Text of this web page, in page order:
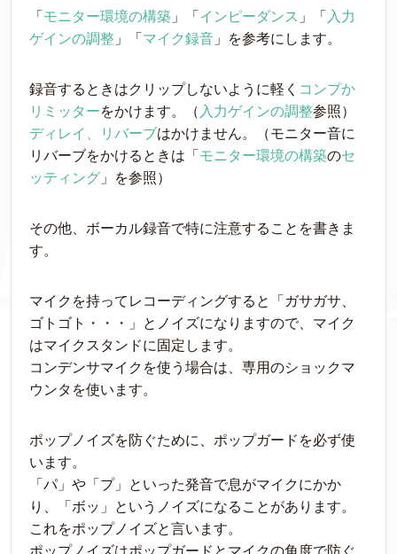
「 モニター環境の構築 」「 インピーダンス 」「 入力
ゲインの調整 」「 マイク録音 」を参考にします。
録音するときはクリップしないように軽く コンプか
リミッターをかけます。（ 入力ゲインの調整参照）
ディレイ、リバーブはかけません。（モニター音に
リバーブをかけるときは「 モニター環境の構築のセ
ッティング 」を参照）
その他、ボーカル録音で特に注意することを書きま
す。
マイクを持ってレコーディングすると「ガサガサ、
ゴトゴト・・・」とノイズになりますので、マイク
はマイクスタンドに固定します。
コンデンサマイクを使う場合は、専用のショックマ
ウンタを使います。
ポップノイズを防ぐために、ポップガードを必ず使
います。
「パ」や「プ」といった発音で息がマイクにかか
り、「ボッ」というノイズになることがあります。
これをポップノイズと言います。
ポップノイズはポップガードとマイクの角度で防ぐ